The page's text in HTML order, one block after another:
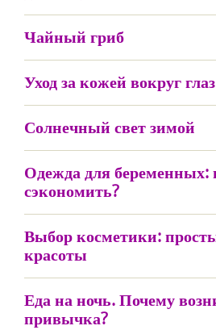
Чайный гриб
Уход за кожей вокруг глаз
Солнечный свет зимой
Одежда для беременных:
сэкономить?
Выбор косметики:
красоты
Еда на ночь. Почему
привычка?